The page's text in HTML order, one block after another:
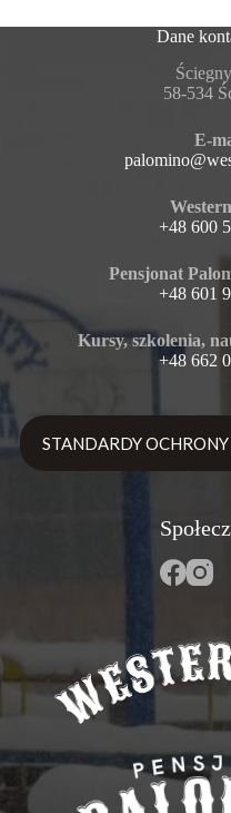
Dane
58-534
E-
+48 600
Pensjonat
+48 601
Kursy, szkolenia,
+48 662
STANDARDY